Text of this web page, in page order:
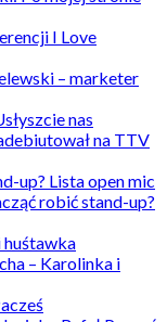
– marketer
na TTV
robić stand-up?
– Karolinka i